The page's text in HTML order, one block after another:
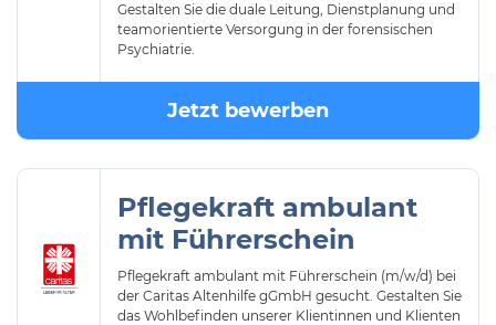
Gestalten Sie die duale Leitung, Dienstplanung und
teamorientierte Versorgung in der forensischen
Psychiatrie.
Jetzt bewerben
Pflegekraft ambulant
mit Führerschein
Pflegekraft ambulant mit Führerschein (m/w/d) bei
der Caritas Altenhilfe gGmbH gesucht. Gestalten Sie
das Wohlbefinden unserer Klientinnen und Klienten